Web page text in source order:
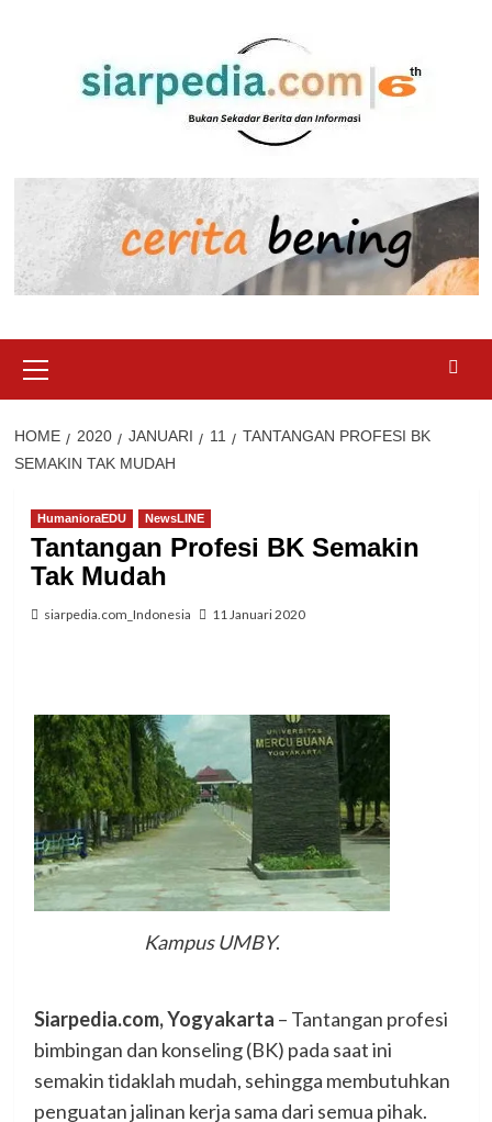
Menu
HOME 2020 JANUARI 11
TANTANGAN PROFESI BK
SEMAKIN TAK MUDAH
HumanioraEDU NewsLINE
Tantangan Profesi BK Semakin
Tak Mudah
siarpedia.com_Indonesia 11 Januari 2020
Kampus UMBY.
Siarpedia.com, Yogyakarta – Tantangan profesi
bimbingan dan konseling (BK) pada saat ini
semakin tidaklah mudah, sehingga membutuhkan
penguatan jalinan kerja sama dari semua pihak.